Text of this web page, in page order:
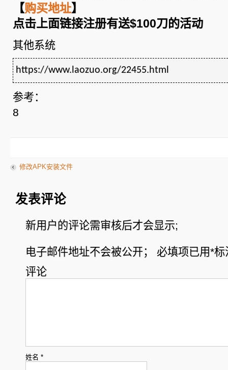
【购买地址】
点击上面链接注册有送$100刀的活动
其他系统
https://www.laozuo.org/22455.html
参考：
8
修改APK安装文件
发表评论
新用户的评论需审核后才会显示;
电子邮件地址不会被公开； 必填项已用*标
评论
姓名 *